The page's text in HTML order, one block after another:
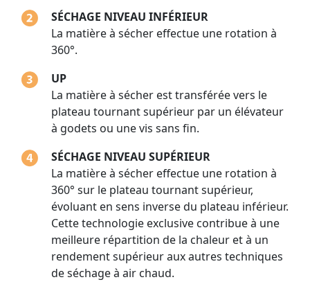
SÉCHAGE NIVEAU INFÉRIEUR
La matière à sécher effectue une rotation à
360°.
UP
La matière à sécher est transférée vers le
plateau tournant supérieur par un élévateur
à godets ou une vis sans fin.
SÉCHAGE NIVEAU SUPÉRIEUR
La matière à sécher effectue une rotation à
360° sur le plateau tournant supérieur,
évoluant en sens inverse du plateau inférieur.
Cette technologie exclusive contribue à une
meilleure répartition de la chaleur et à un
rendement supérieur aux autres techniques
de séchage à air chaud.